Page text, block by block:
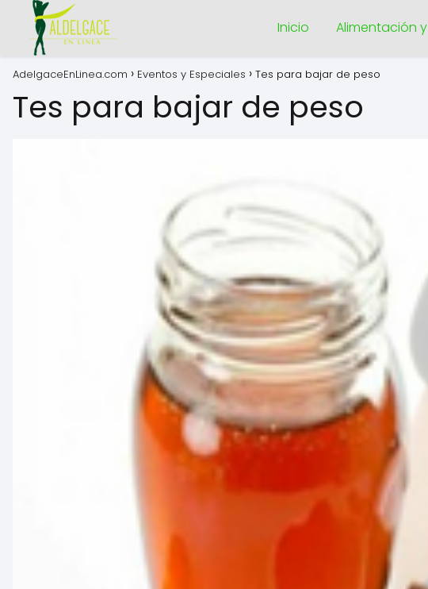
Inicio Alimentación
AdelgaceEnLinea.com Eventos y Especiales Tes para bajar de peso
Tes para bajar de peso